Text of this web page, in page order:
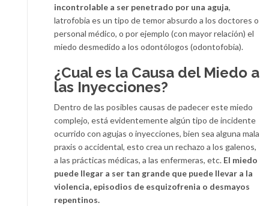
incontrolable a ser penetrado por una aguja,
latrofobia es un tipo de temor absurdo a los doctores o
personal médico, o por ejemplo (con mayor relación) el
miedo desmedido a los odontólogos (odontofobia).
¿Cual es la Causa del Miedo a
las Inyecciones?
Dentro de las posibles causas de padecer este miedo
complejo, está evidentemente algún tipo de incidente
ocurrido con agujas o inyecciones, bien sea alguna mala
praxis o accidental, esto crea un rechazo a los galenos,
a las prácticas médicas, a las enfermeras, etc. El miedo
puede llegar a ser tan grande que puede llevar a la
violencia, episodios de esquizofrenia o desmayos
repentinos.